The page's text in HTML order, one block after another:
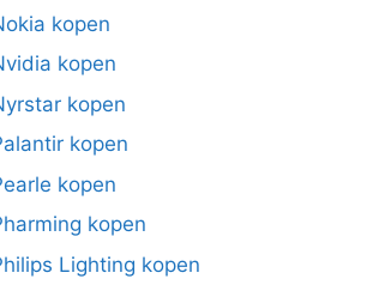
kopen
kopen
kopen
kopen
kopen
kopen
Lighting kopen